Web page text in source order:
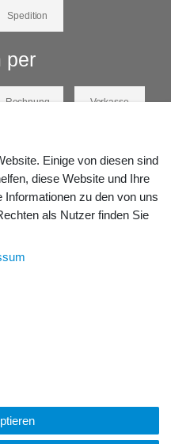
Spedition
per
Rechnung Vorkasse
Kleiner GbR
Rolle & Iris Kleiner
Einige von diesen sind
diese Website und Ihre
zu den von uns
als Nutzer finden Sie